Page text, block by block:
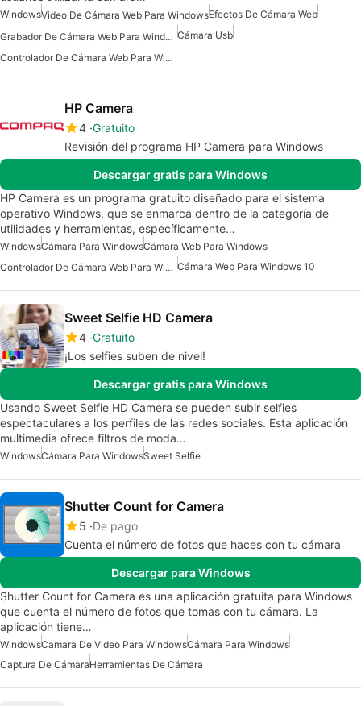
WindowsVideo De Cámara Web Para WindowsEfectos De Cámara Web
Grabador De Cámara Web Para Windows Cámara Usb
Controlador De Cámara Web Para Windows
HP Camera
4 Gratuito
Revisión del programa HP Camera para Windows
Descargar gratis para Windows
HP Camera es un programa gratuito diseñado para el sistema
operativo Windows, que se enmarca dentro de la categoría de
utilidades y herramientas, específicamente…
WindowsCámara Para WindowsCámara Web Para Windows
Controlador De Cámara Web Para Windows Cámara Web Para Windows 10
Sweet Selfie HD Camera
4 Gratuito
¡Los selfies suben de nivel!
Descargar gratis para Windows
Usando Sweet Selfie HD Camera se pueden subir selfies
espectaculares a los perfiles de las redes sociales. Esta aplicación
multimedia ofrece filtros de moda…
WindowsCámara Para WindowsSweet Selfie
Shutter Count for Camera
5 De pago
Cuenta el número de fotos que haces con tu cámara
Descargar para Windows
Shutter Count for Camera es una aplicación gratuita para Windows
que cuenta el número de fotos que tomas con tu cámara. La
aplicación tiene…
WindowsCamara De Video Para WindowsCámara Para Windows
Captura De CámaraHerramientas De Cámara